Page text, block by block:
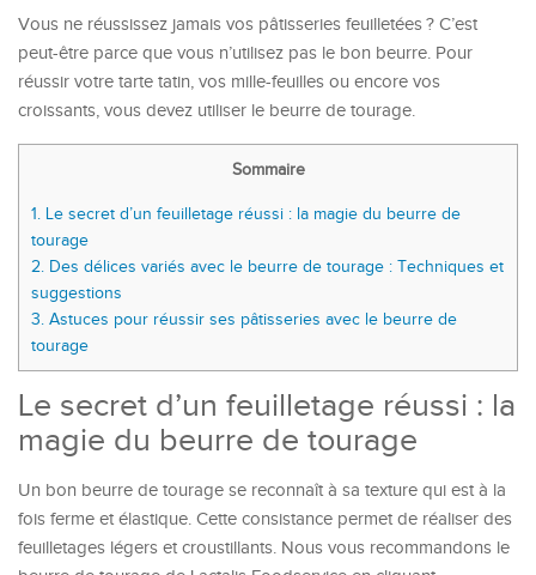
Vous ne réussissez jamais vos pâtisseries feuilletées ? C’est
peut-être parce que vous n’utilisez pas le bon beurre. Pour
réussir votre tarte tatin, vos mille-feuilles ou encore vos
croissants, vous devez utiliser le beurre de tourage.
Sommaire
1. Le secret d’un feuilletage réussi : la magie du beurre de
tourage
2. Des délices variés avec le beurre de tourage : Techniques et
suggestions
3. Astuces pour réussir ses pâtisseries avec le beurre de
tourage
Le secret d’un feuilletage réussi : la
magie du beurre de tourage
Un bon beurre de tourage se reconnaît à sa texture qui est à la
fois ferme et élastique. Cette consistance permet de réaliser des
feuilletages légers et croustillants. Nous vous recommandons le